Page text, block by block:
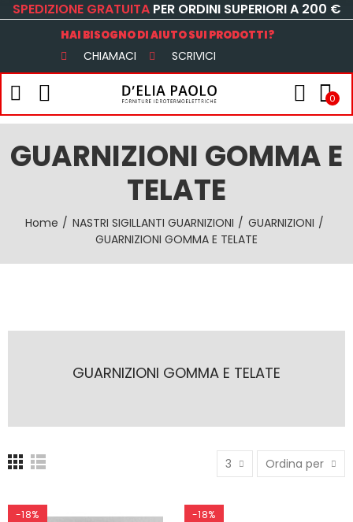
SPEDIZIONE GRATUITA PER ORDINI SUPERIORI A 200 €
HAI BISOGNO DI AIUTO SUI PRODOTTI?
CHIAMACI SCRIVICI
0
GUARNIZIONI GOMMA E
TELATE
Home NASTRI SIGILLANTI GUARNIZIONI
GUARNIZIONI
GUARNIZIONI GOMMA E TELATE
GUARNIZIONI GOMMA E TELATE
3 Ordina per
-18% -18%